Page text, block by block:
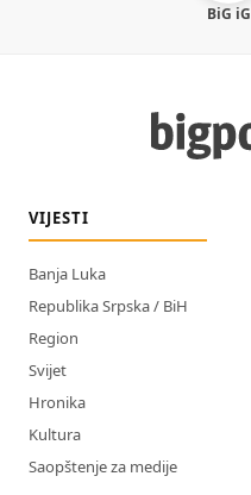
BiG iG
VIJESTI
Banja Luka
Republika Srpska / BiH
Region
Svijet
Hronika
Kultura
Saopštenje za medije